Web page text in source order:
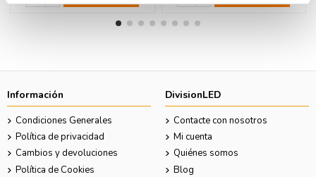
Información
Condiciones Generales
Política de privacidad
Cambios y devoluciones
Política de Cookies
DivisionLED
Contacte con nosotros
Mi cuenta
Quiénes somos
Blog